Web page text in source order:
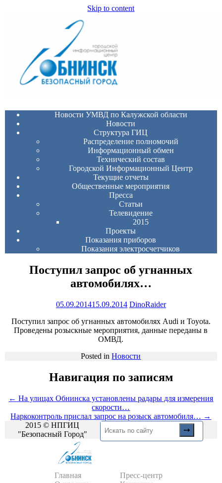
Skip to content
Новости УМВД по Калужской области
Новости
Структура ГИЦ
Распределение полномочий
Информационный обмен
Технический состав
Городской Информационный Центр
Текущие отчеты
Общественные мероприятия
Пресса
Статьи
Телевидение
2015
Проекты
Показания приборов
Показания электросчетчиков
Поступил запрос об угнанных
автомобилях…
05.09.201415.09.2014 DinoRaider
Поступил запрос об угнанных автомобилях Audi и Toyota.
Проведены розыскные мероприятия, данные переданы в
ОМВД.
Posted inНовости
Навигация по записям
← На улицах Обнинска установлены радары для измерения
скорости…
Наркоконтроль прислал запрос на розыск автомобиля… →
Главная
Пресс-центр
2015 © НПГИЦ
"Безопасный Город"